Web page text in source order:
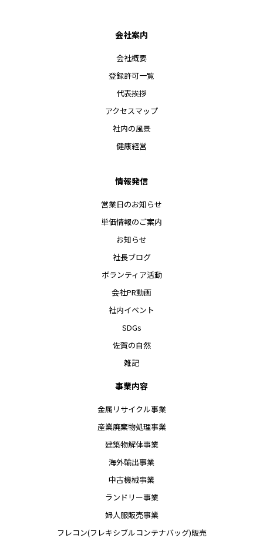
会社案内
会社概要
登録許可一覧
代表挨拶
アクセスマップ
社内の風景
健康経営
情報発信
営業日のお知らせ
単価情報のご案内
お知らせ
社長ブログ
ボランティア活動
会社PR動画
社内イベント
SDGs
佐賀の自然
雑記
事業内容
金属リサイクル事業
産業廃棄物処理事業
建築物解体事業
海外輸出事業
中古機械事業
ランドリー事業
婦人服販売事業
フレコン(フレキシブルコンテナバッグ)販売